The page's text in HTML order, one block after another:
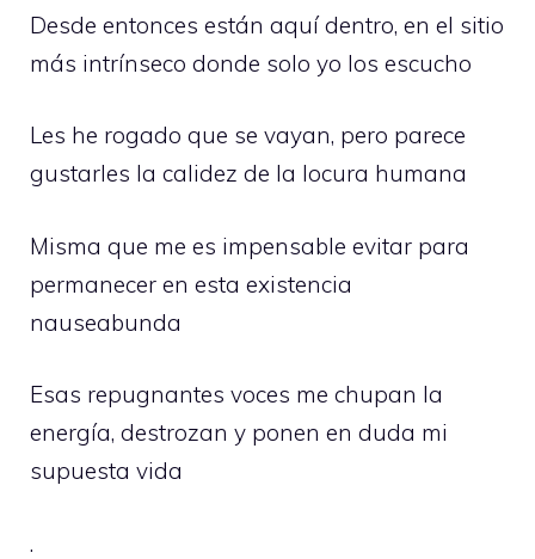
Desde entonces están aquí dentro, en el sitio
más intrínseco donde solo yo los escucho
Les he rogado que se vayan, pero parece
gustarles la calidez de la locura humana
Misma que me es impensable evitar para
permanecer en esta existencia
nauseabunda
Esas repugnantes voces me chupan la
energía, destrozan y ponen en duda mi
supuesta vida
.